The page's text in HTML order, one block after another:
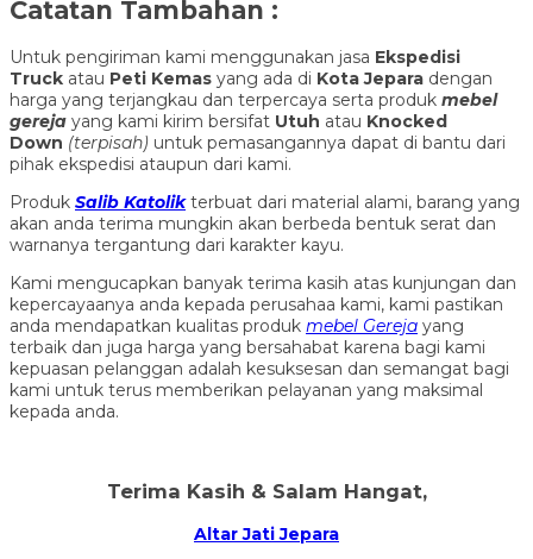
Catatan Tambahan :
Untuk pengiriman kami menggunakan jasa Ekspedisi
Truck atau Peti Kemas yang ada di Kota Jepara dengan
harga yang terjangkau dan terpercaya serta produk mebel
gereja yang kami kirim bersifat Utuh atau Knocked
Down (terpisah) untuk pemasangannya dapat di bantu dari
pihak ekspedisi ataupun dari kami.
Produk Salib Katolikterbuat dari material alami, barang yang
akan anda terima mungkin akan berbeda bentuk serat dan
warnanya tergantung dari karakter kayu.
Kami mengucapkan banyak terima kasih atas kunjungan dan
kepercayaanya anda kepada perusahaa kami, kami pastikan
anda mendapatkan kualitas produk mebel Gereja yang
terbaik dan juga harga yang bersahabat karena bagi kami
kepuasan pelanggan adalah kesuksesan dan semangat bagi
kami untuk terus memberikan pelayanan yang maksimal
kepada anda.
Terima Kasih & Salam Hangat,
Altar Jati Jepara